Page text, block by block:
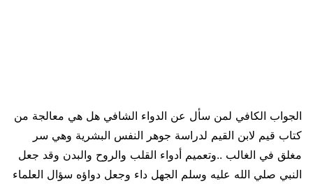
الجواب الكافي لمن سأل عن الدواء الشافي هل هي معالجة من
كتاب قيم لابن القيم لدراسة جوهر النفس البشرية وهي سر
مغلق في الغالب ..وتعميم أدواء القلب والروح والبدن وقد جعل
النبي صلي الله عليه وسلم الجهل داء وجعل دواؤه سؤال العلماء